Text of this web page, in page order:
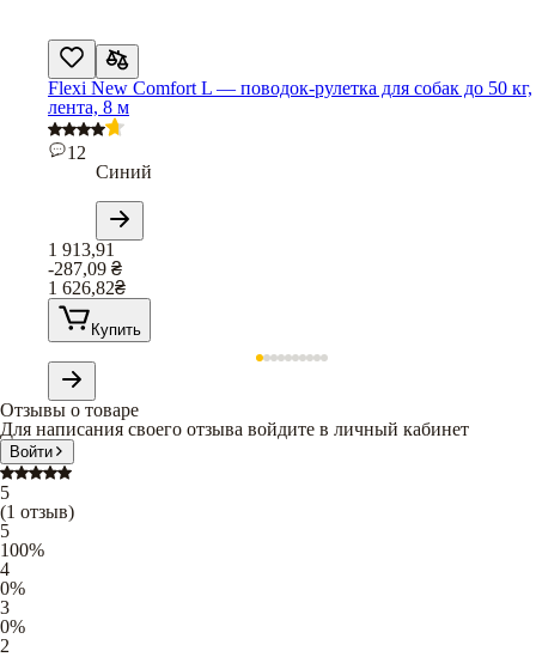
Flexi New Comfort L — поводок-рулетка для собак до 50 кг,
лента, 8 м
12
Синий
1 913,91
-287,09 ₴
1 626,82₴
Купить
Отзывы о товаре
Для написания своего отзыва войдите в личный кабинет
Войти
5
(1 отзыв)
5
100%
4
0%
3
0%
2